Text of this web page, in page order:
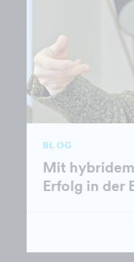
BLOG
Mit
Erfolg in der